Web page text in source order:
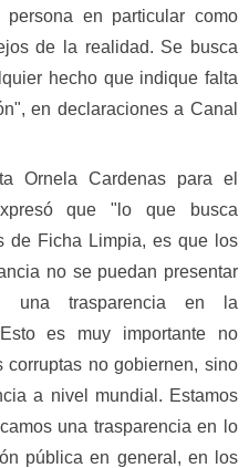
en particular como
de la realidad. Se busca
hecho que indique falta
en declaraciones a Canal
Ornela Cardenas para el
que "lo que busca
de Ficha Limpia, es que los
no se puedan presentar
una trasparencia en la
es muy importante no
corruptas no gobiernen, sino
a nivel mundial. Estamos
una trasparencia en lo
pública en general, en los